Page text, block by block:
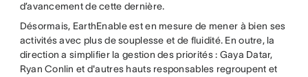
d’avancement de cette dernière.
Désormais, EarthEnable est en mesure de mener à bien ses
activités avec plus de souplesse et de fluidité. En outre, la
direction a simplifier la gestion des priorités : Gaya Datar,
Ryan Conlin et d'autres hauts responsables regroupent et